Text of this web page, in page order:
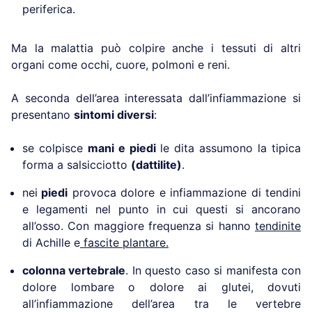
periferica.
Ma la malattia può colpire anche i tessuti di altri
organi come occhi, cuore, polmoni e reni.
A seconda dell’area interessata dall’infiammazione si
presentano sintomi diversi:
se colpisce mani e piedile dita assumono la tipica
forma a salsicciotto (dattilite).
nei piedi provoca dolore e infiammazione di tendini
e legamenti nel punto in cui questi si ancorano
all’osso. Con maggiore frequenza si hanno tendinite
di Achille e fascite plantare.
colonna vertebrale. In questo caso si manifesta con
dolore lombare o dolore ai glutei, dovuti
all’infiammazione dell’area tra le vertebre